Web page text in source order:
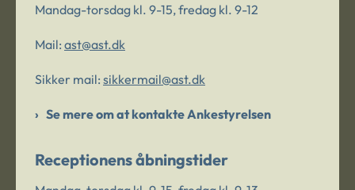
Mandag-torsdag kl. 9-15, fredag kl. 9-12
Mail: ast@ast.dk
Sikker mail: sikkermail@ast.dk
Se mere om at kontakte Ankestyrelsen
Receptionens åbningstider